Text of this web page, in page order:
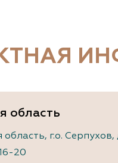
область
область, г.о.
20